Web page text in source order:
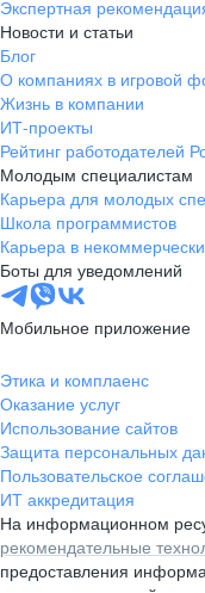
Экспертная
Новости и статьи
Блог
О компаниях в игровой
Жизнь в компании
ИТ-проекты
Рейтинг работодателей
Молодым специалистам
Карьера для молодых
Школа программистов
Карьера в
Боты для уведомлений
Мобильное приложение
Этика и комплаенс
Оказание услуг
Использование сайтов
Защита персональных
Пользовательское
ИТ аккредитация
На информационном
рекомендательные
предоставления